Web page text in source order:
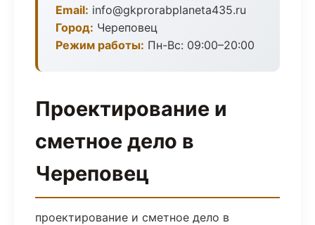
Email: info@gkprorabplaneta435.ru
Город: Череповец
Режим работы: Пн-Вс: 09:00–20:00
Проектирование и
сметное дело в
Череповец
проектирование и сметное дело в